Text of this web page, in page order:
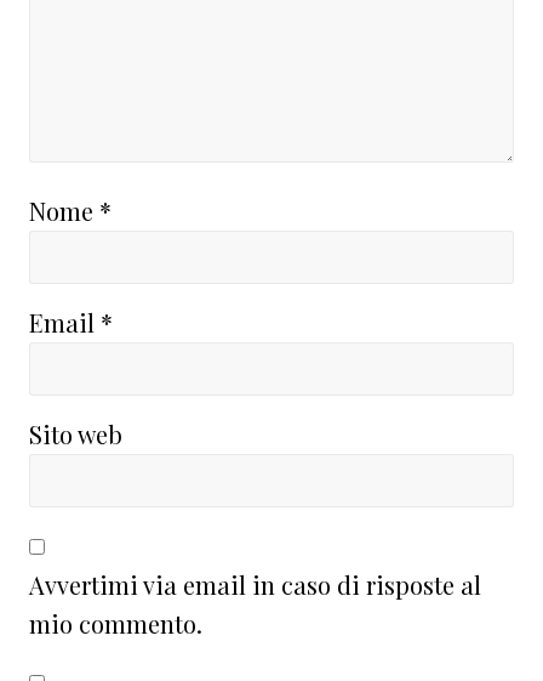
Nome *
Email *
Sito web
Avvertimi via email in caso di risposte al
mio commento.